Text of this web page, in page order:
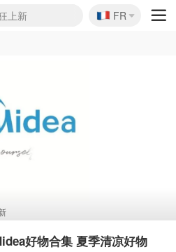
上新
大促
时失效
85折
额外叠85折
每日更新
折起+叠9折
🇫🇷
FR
好物合集 夏季清凉好物